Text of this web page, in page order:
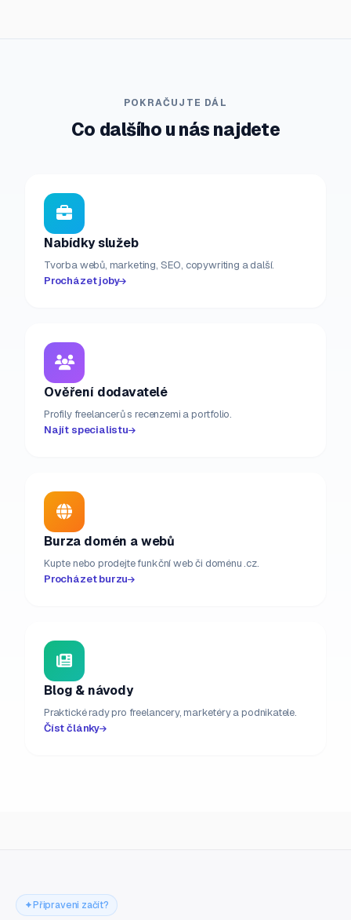
POKRAČUJTE DÁL
Co dalšího u nás najdete
Nabídky služeb
Tvorba webů, marketing, SEO, copywriting a další.
Procházet joby
Ověření dodavatelé
Profily freelancerů s recenzemi a portfolio.
Najít specialistu
Burza domén a webů
Kupte nebo prodejte funkční web či doménu .cz.
Procházet burzu
Blog & návody
Praktické rady pro freelancery, marketéry a podnikatele.
Číst články
Připraveni začít?